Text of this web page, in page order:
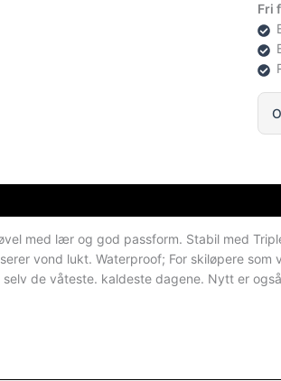
Fri
med lær og god passform. Stabil med
vond lukt. Waterproof; For skiløpere
de våteste. kaldeste dagene. Nytt er